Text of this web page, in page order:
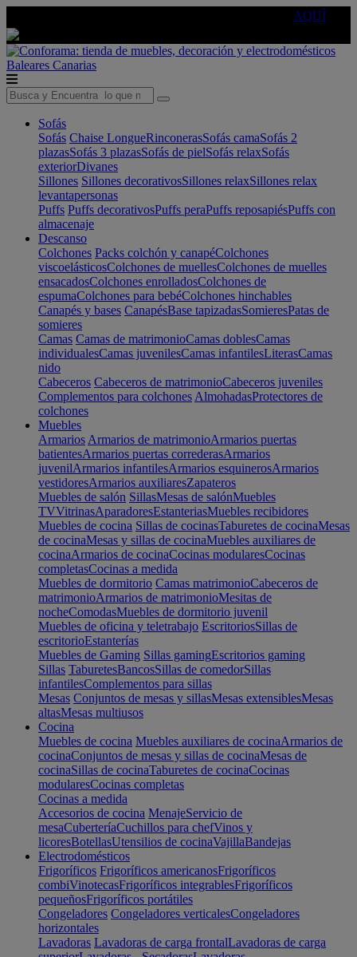
AQUÍ
Baleares Canarias
Sofás
Sofás Chaise LongueRinconerasSofás camaSofás 2
plazasSofás 3 plazasSofás de pielSofás relaxSofás
exteriorDivanes
Sillones Sillones decorativosSillones relaxSillones relax
levantapersonas
Puffs Puffs decorativosPuffs peraPuffs reposapiésPuffs con
almacenaje
Descanso
Colchones Packs colchón y canapéColchones
viscoelásticosColchones de muellesColchones de muelles
ensacadosColchones enrolladosColchones de
espumaColchones para bebéColchones hinchables
Canapés y bases CanapésBase tapizadasSomieresPatas de
somieres
Camas Camas de matrimonioCamas doblesCamas
individualesCamas juvenilesCamas infantilesLiterasCamas
nido
Cabeceros Cabeceros de matrimonioCabeceros juveniles
Complementos para colchones AlmohadasProtectores de
colchones
Muebles
Armarios Armarios de matrimonioArmarios puertas
batientesArmarios puertas correderasArmarios
juvenilArmarios infantilesArmarios esquinerosArmarios
vestidoresArmarios auxiliaresZapateros
Muebles de salón SillasMesas de salónMuebles
TVVitrinasAparadoresEstanteriasMuebles recibidores
Muebles de cocina Sillas de cocinasTaburetes de cocinaMesas
de cocinaMesas y sillas de cocinaMuebles auxiliares de
cocinaArmarios de cocinaCocinas modularesCocinas
completasCocinas a medida
Muebles de dormitorio Camas matrimonioCabeceros de
matrimonioArmarios de matrimonioMesitas de
nocheComodasMuebles de dormitorio juvenil
Muebles de oficina y teletrabajo EscritoriosSillas de
escritorioEstanterías
Muebles de Gaming Sillas gamingEscritorios gaming
Sillas TaburetesBancosSillas de comedorSillas
infantilesComplementos para sillas
Mesas Conjuntos de mesas y sillasMesas extensiblesMesas
altasMesas multiusos
Cocina
Muebles de cocina Muebles auxiliares de cocinaArmarios de
cocinaConjuntos de mesas y sillas de cocinaMesas de
cocinaSillas de cocinaTaburetes de cocinaCocinas
modularesCocinas completas
Cocinas a medida
Accesorios de cocina MenajeServicio de
mesaCuberteríaCuchillos para chefVinos y
licoresBotellasUtensilios de cocinaVajillaBandejas
Electrodomésticos
Frigoríficos Frigoríficos americanosFrigoríficos
combiVinotecasFrigoríficos integrablesFrigoríficos
pequeñosFrigoríficos portátiles
Congeladores Congeladores verticalesCongeladores
horizontales
Lavadoras Lavadoras de carga frontalLavadoras de carga